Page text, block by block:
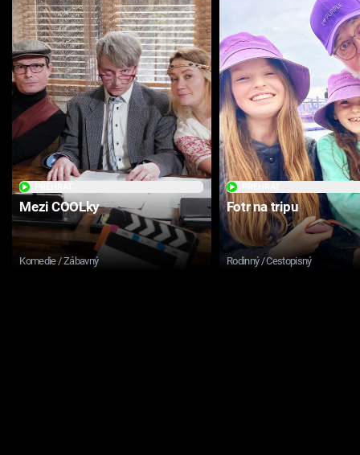
Mezi COOLky
Komedie / Zábavný
Fotr na tripu
Rodinný / Cestopisný